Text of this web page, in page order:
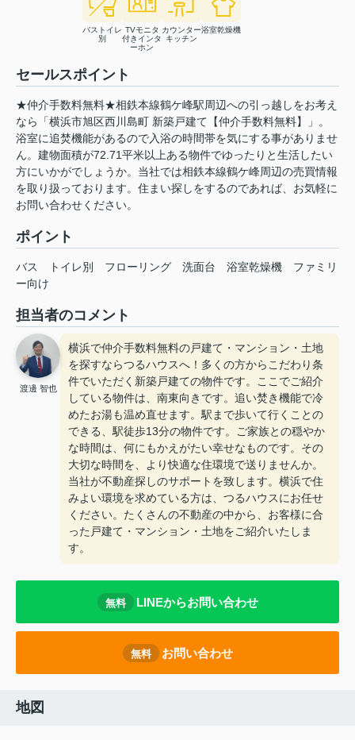
バストイレ
別
TVモニタ
付きインタ
ーホン
カウンター
キッチン
浴室乾燥機
セールスポイント
★仲介手数料無料★相鉄本線鶴ケ峰駅周辺への引っ越しをお考え
なら「横浜市旭区西川島町 新築戸建て【仲介手数料無料】」。
浴室に追焚機能があるので入浴の時間帯を気にする事がありませ
ん。建物面積が72.71平米以上ある物件でゆったりと生活したい
方にいかがでしょうか。当社では相鉄本線鶴ケ峰周辺の売買情報
を取り扱っております。住まい探しをするのであれば、お気軽に
お問い合わせください。
ポイント
バス トイレ別 フローリング 洗面台 浴室乾燥機
ファミリ
ー向け
担当者のコメント
渡邊 智也
横浜で仲介手数料無料の戸建て・マンション・土地
を探すならつるハウスへ！多くの方からこだわり条
件でいただく新築戸建ての物件です。ここでご紹介
している物件は、南東向きです。追い焚き機能で冷
めたお湯も温め直せます。駅まで歩いて行くことの
できる、駅徒歩13分の物件です。ご家族との穏やか
な時間は、何にもかえがたい幸せなものです。その
大切な時間を、より快適な住環境で送りませんか。
当社が不動産探しのサポートを致します。横浜で住
みよい環境を求めている方は、つるハウスにお任せ
ください。たくさんの不動産の中から、お客様に合
った戸建て・マンション・土地をご紹介いたしま
す。
無料 LINEからお問い合わせ
無料 お問い合わせ
地図